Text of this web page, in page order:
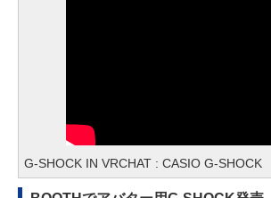
G-SHOCK IN VRCHAT : CASIO G-SHOCK